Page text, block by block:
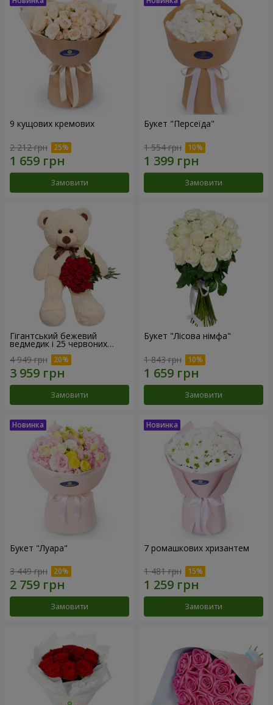
9 кущових кремових
2 212 грн
Замовити
Букет "Персеїда"
1 554 грн
Замовити
Гігантський бежевий
ведмедик і 25 червоних
троянд
4 949 грн
Замовити
Букет "Лісова німфа"
1 843 грн
Замовити
Букет "Луара"
3 449 грн
Замовити
7 ромашкових хризантем
1 481 грн
Замовити